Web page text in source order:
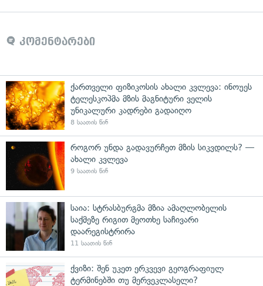
კომენტარები
ქართველი ფიზიკოსის ახალი კვლევა: ინოუეს
ტელესკოპმა მზის მაგნიტური ველის
უნიკალური კადრები გადაიღო
8 საათის წინ
როგორ უნდა გადავურჩეთ მზის სიკვდილს? —
ახალი კვლევა
9 საათის წინ
საია: სტრასბურგმა მზია ამაღლობელის
საქმეზე რიგით მეოთხე საჩივარი
დაარეგისტრირა
11 საათის წინ
ქვიზი: შენ უკეთ ერკვევი გეოგრაფიულ
ტერმინებში თუ მერვეკლასელი?